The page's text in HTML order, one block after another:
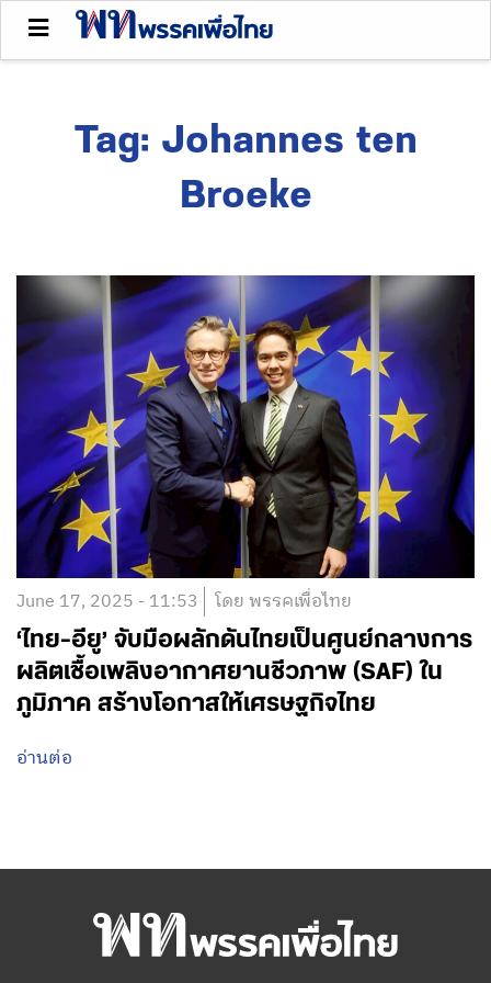
Tag: Johannes ten
Broeke
June 17, 2025 - 11:53 โดย พรรคเพื่อไทย
‘ไทย-อียู’ จับมือผลักดันไทยเป็นศูนย์กลางการ
ผลิตเชื้อเพลิงอากาศยานชีวภาพ (SAF) ใน
ภูมิภาค สร้างโอกาสให้เศรษฐกิจไทย
อ่านต่อ